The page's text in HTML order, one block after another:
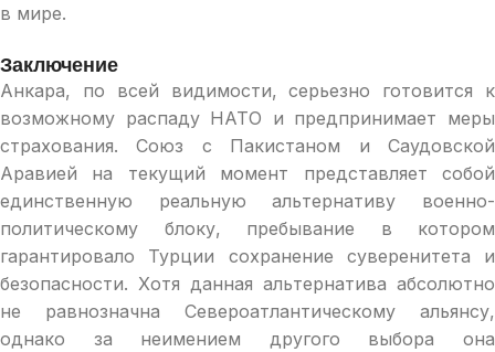
в мире.
Заключение
Анкара, по всей видимости, серьезно готовится к
возможному распаду НАТО и предпринимает меры
страхования. Союз с Пакистаном и Саудовской
Аравией на текущий момент представляет собой
единственную реальную альтернативу военно-
политическому блоку, пребывание в котором
гарантировало Турции сохранение суверенитета и
безопасности. Хотя данная альтернатива абсолютно
не равнозначна Североатлантическому альянсу,
однако за неимением другого выбора она